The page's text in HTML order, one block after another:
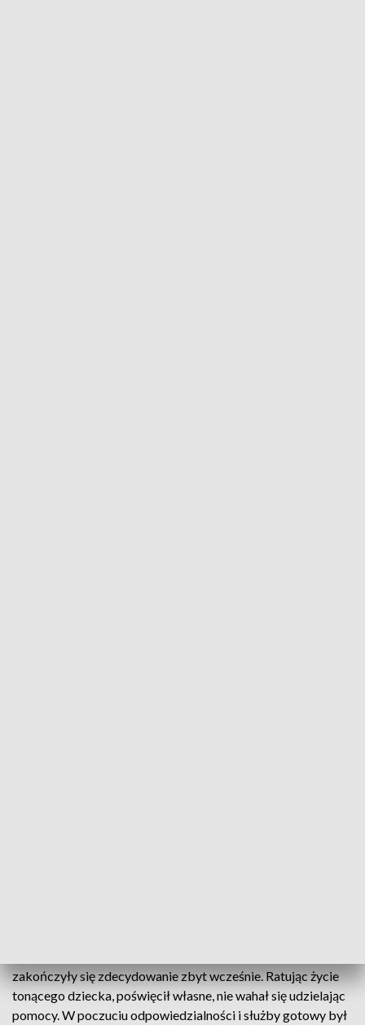
zakończyły się zdecydowanie zbyt wcześnie. Ratując życie
tonącego dziecka, poświęcił własne, nie wahał się udzielając
pomocy. W poczuciu odpowiedzialności i służby gotowy był